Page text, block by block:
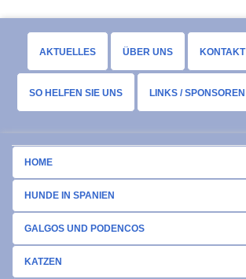
AKTUELLES ÜBER UNS KONTAKT
SO HELFEN SIE UNS LINKS / SPONSOREN
HOME
HUNDE IN SPANIEN
GALGOS UND PODENCOS
KATZEN